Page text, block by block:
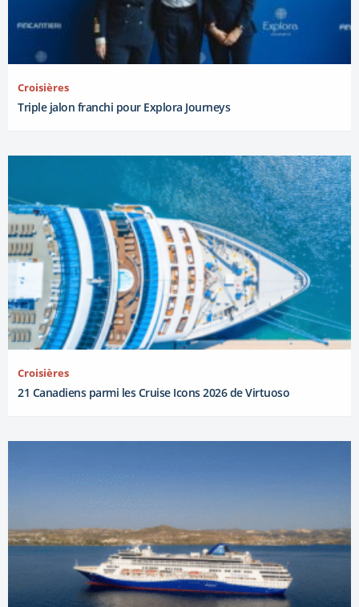
Croisières
Triple jalon franchi pour Explora Journeys
Croisières
21 Canadiens parmi les Cruise Icons 2026 de Virtuoso